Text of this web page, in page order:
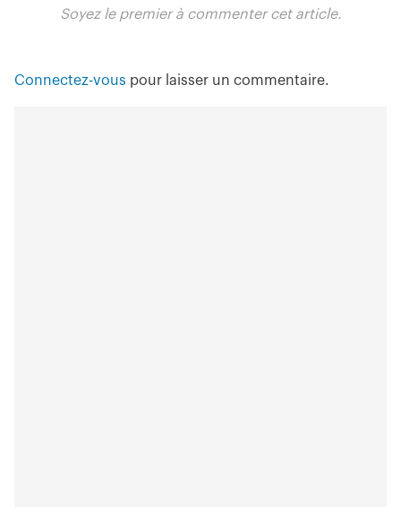
Soyez le premier à commenter cet article.
Connectez-vous pour laisser un commentaire.